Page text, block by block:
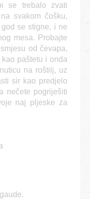
se trebalo zvati
svakom čošku,
se stigne, i ne
mesa. Probajte
od čevapa,
paštetu i onda
na roštilj, uz
sir kao predjelo
nečete pogriješiti
naj pljeske za